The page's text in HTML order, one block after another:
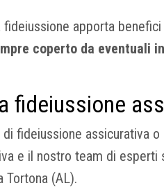
apporta
coperto da eventuali
fideiussione
fideiussione assicurativa
e il nostro team di
Tortona (AL).